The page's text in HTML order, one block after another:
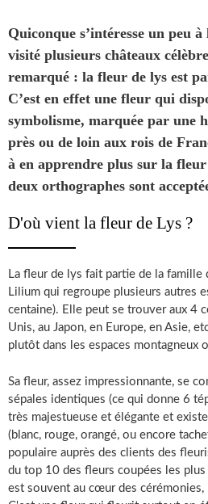
Quiconque s’intéresse un peu
visité plusieurs châteaux
remarqué : la fleur de lys est
C’est en effet une fleur qui
symbolisme, marquée par une
près ou de loin aux rois de
à en apprendre plus sur la
deux orthographes sont
D'où vient la fleur de Lys ?
La fleur de lys fait partie de la famille
Lilium qui regroupe plusieurs autres
centaine). Elle peut se trouver aux 4
Unis, au Japon, en Europe, en Asie,
plutôt dans les espaces montagneux
Sa fleur, assez impressionnante, se
sépales identiques (ce qui donne 6
très majestueuse et élégante et
(blanc, rouge, orangé, ou encore
populaire auprès des clients des
du top 10 des fleurs coupées les
est souvent au cœur des cérémonies,